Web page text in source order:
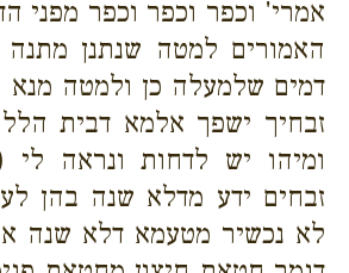
אמרי' וכפר וכפר וכפר מפני
האמורים למטה שנתנן
דמים שלמעלה כן ולמטה מנא
זבחיך ישפך אלמא דבית
ומיהו יש לדחות ונראה
זבחים ידע מדלא שנה בהן
לא נכשיר מטעמא דלא שנה